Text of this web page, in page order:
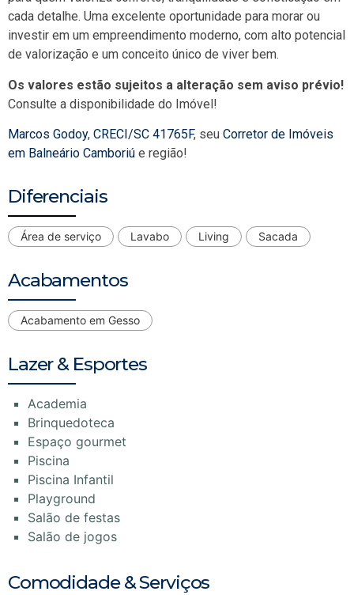
cada detalhe. Uma excelente oportunidade para morar ou
investir em um empreendimento moderno, com alto potencial
de valorização e um conceito único de viver bem.
Os valores estão sujeitos a alteração sem aviso prévio!
Consulte a disponibilidade do Imóvel!
Marcos Godoy, CRECI/SC 41765F, seu Corretor de Imóveis
em Balneário Camboriú e região!
Diferenciais
Área de serviço Lavabo Living Sacada
Acabamentos
Acabamento em Gesso
Lazer & Esportes
Academia
Brinquedoteca
Espaço gourmet
Piscina
Piscina Infantil
Playground
Salão de festas
Salão de jogos
Comodidade & Serviços